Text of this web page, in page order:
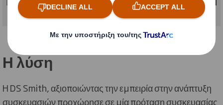
Η λύση
H DS Smith, αξιοποιώντας την εμπειρία στην ανάπτυξη
συσκευασιών προχώρησε σε μία πρόταση συσκευασίας